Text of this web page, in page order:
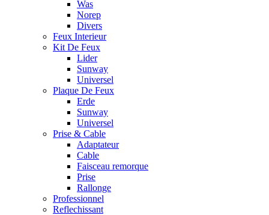
Was
Norep
Divers
Feux Interieur
Kit De Feux
Lider
Sunway
Universel
Plaque De Feux
Erde
Sunway
Universel
Prise & Cable
Adaptateur
Cable
Faisceau remorque
Prise
Rallonge
Professionnel
Reflechissant